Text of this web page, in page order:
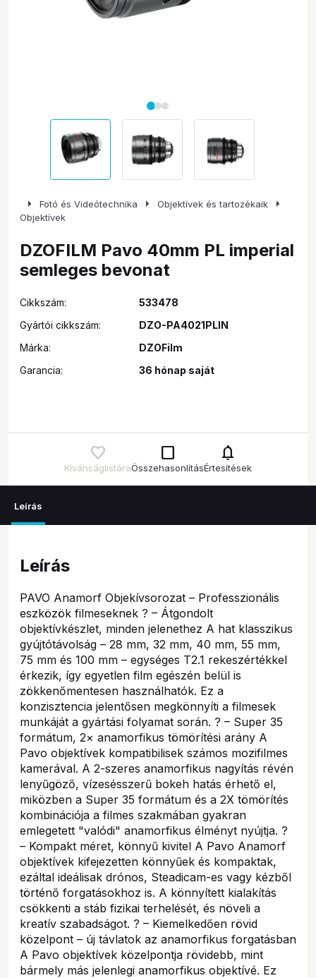
arrow_right Fotó és Videótechnika arrow_right Objektívek és tartozékaik arrow_right
Objektívek
DZOFILM Pavo 40mm PL imperial
semleges bevonat
Cikkszám:
533478
Gyártói cikkszám:
DZO-PA4021PLIN
Márka:
DZOFilm
Garancia:
36 hónap saját
Kívánságlistára
check_box_outline_blank
Összehasonlítás
notifications
Értesítések
Leírás
Leírás
PAVO Anamorf Objekívsorozat – Professzionális
eszközök filmeseknek ? – Átgondolt
objektívkészlet, minden jelenethez A hat klasszikus
gyújtótávolság – 28 mm, 32 mm, 40 mm, 55 mm,
75 mm és 100 mm – egységes T2.1 rekeszértékkel
érkezik, így egyetlen film egészén belül is
zökkenőmentesen használhatók. Ez a
konzisztencia jelentősen megkönnyíti a filmesek
munkáját a gyártási folyamat során. ? – Super 35
formátum, 2× anamorfikus tömörítési arány A
Pavo objektívek kompatibilisek számos mozifilmes
kamerával. A 2-szeres anamorfikus nagyítás révén
lenyűgöző, vízesésszerű bokeh hatás érhető el,
miközben a Super 35 formátum és a 2X tömörítés
kombinációja a filmes szakmában gyakran
emlegetett "valódi" anamorfikus élményt nyújtja. ?
– Kompakt méret, könnyű kivitel A Pavo Anamorf
objektívek kifejezetten könnyűek és kompaktak,
ezáltal ideálisak drónos, Steadicam-es vagy kézből
történő forgatásokhoz is. A könnyített kialakítás
csökkenti a stáb fizikai terhelését, és növeli a
kreatív szabadságot. ? – Kiemelkedően rövid
közelpont – új távlatok az anamorfikus forgatásban
A Pavo objektívek közelpontja rövidebb, mint
bármely más jelenlegi anamorfikus objektívé. Ez